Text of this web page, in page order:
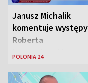
Janusz Michalik
komentuje występy
Roberta
Lewandowskiego w
Zjednoczonych
POLONIA 24